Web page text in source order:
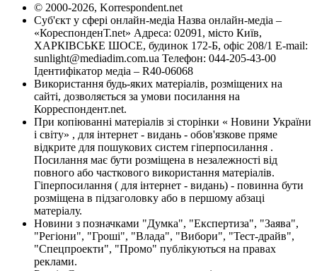
© 2000-2026, Korrespondent.net
Суб'єкт у сфері онлайн-медіа Назва онлайн-медіа –
«КореспонденТ.net» Адреса: 02091, місто Київ,
ХАРКІВСЬКЕ ШОСЕ, будинок 172-Б, офіс 208/1 E-mail:
sunlight@mediadim.com.ua Телефон: 044-205-43-00
Ідентифікатор медіа – R40-06068
Використання будь-яких матеріалів, розміщених на
сайті, дозволяється за умови посилання на
Корреспондент.net.
При копіюванні матеріалів зі сторінки « Новини України
і світу» , для інтернет - видань - обов'язкове пряме
відкрите для пошукових систем гіперпосилання .
Посилання має бути розміщена в незалежності від
повного або часткового використання матеріалів.
Гіперпосилання ( для інтернет - видань) - повинна бути
розміщена в підзаголовку або в першому абзаці
матеріалу.
Новини з позначками "Думка", "Експертиза", "Заява",
"Регіони", "Гроші", "Влада", "Вибори", "Тест-драйв",
"Спецпроекти", "Промо" публікуються на правах
реклами.